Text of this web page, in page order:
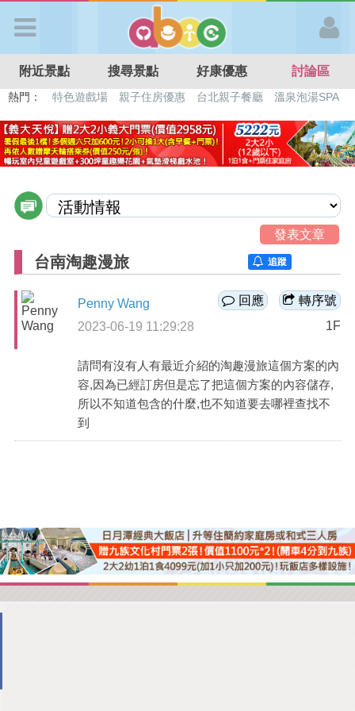
APP登入
首 頁
最新留言
商家合作
聯絡我們
APP下載
附近景點 搜尋景點 好康優惠 討論區
熱門： 特色遊戲場 親子住房優惠 台北親子餐廳
溫泉泡湯SPA
發表文章
台南淘趣漫旅 追蹤
Penny Wang
2023-06-19 11:29:28
1F
回應 轉序號
請問有沒有人有最近介紹的淘趣漫旅這個方案的內
容,因為已經訂房但是忘了把這個方案的內容儲存,
所以不知道包含的什麼,也不知道要去哪裡查找不
到